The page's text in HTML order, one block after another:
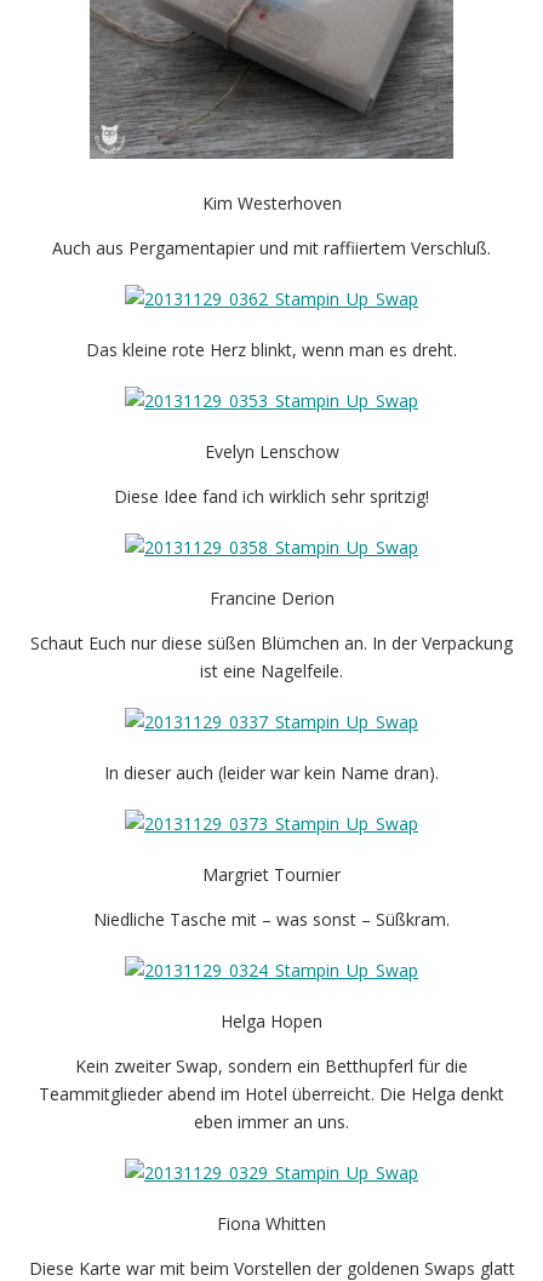
Kim Westerhoven
Auch aus Pergamentapier und mit raffiiertem Verschluß.
Das kleine rote Herz blinkt, wenn man es dreht.
Evelyn Lenschow
Diese Idee fand ich wirklich sehr spritzig!
Francine Derion
Schaut Euch nur diese süßen Blümchen an. In der Verpackung
ist eine Nagelfeile.
In dieser auch (leider war kein Name dran).
Margriet Tournier
Niedliche Tasche mit – was sonst – Süßkram.
Helga Hopen
Kein zweiter Swap, sondern ein Betthupferl für die
Teammitglieder abend im Hotel überreicht. Die Helga denkt
eben immer an uns.
Fiona Whitten
Diese Karte war mit beim Vorstellen der goldenen Swaps glatt